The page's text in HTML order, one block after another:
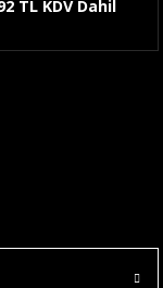
TL KDV Dahil